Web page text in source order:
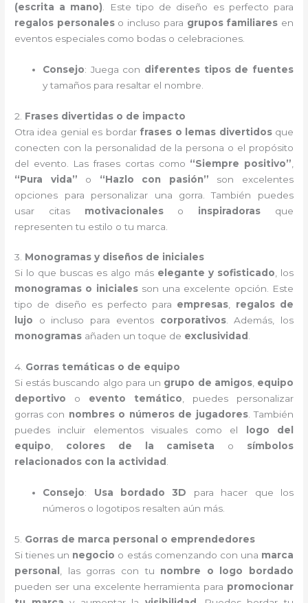
(escrita a mano) . Este tipo de diseño es perfecto para
regalos personaleso incluso para grupos familiares en
eventos especiales como bodas o celebraciones.
Consejo: Juega con diferentes tipos de fuentes
y tamaños para resaltar el nombre.
2. Frases divertidas o de impacto
Otra idea genial es bordar frases o lemas divertidosque
conecten con la personalidad de la persona o el propósito
del evento. Las frases cortas como “Siempre positivo”
“Pura vida” o “Hazlo con pasión” son excelentes
opciones para personalizar una gorra. También puedes
usar citas motivacionaleso inspiradoras que
representen tu estilo o tu marca.
3. Monogramas y diseños de iniciales
Si lo que buscas es algo más elegante y sofisticado, los
monogramas o inicialesson una excelente opción. Este
tipo de diseño es perfecto para empresas, regalos de
lujo o incluso para eventos corporativos. Además, los
monogramas añaden un toque de exclusividad .
4. Gorras temáticas o de equipo
Si estás buscando algo para un grupo de amigos, equipo
deportivo o evento temático, puedes personalizar
gorras con nombres o números de jugadores. También
puedes incluir elementos visuales como el
logo del
equipo, colores de la camiseta o símbolos
relacionados con la actividad .
Consejo: Usa bordado 3D para hacer que los
números o logotipos resalten aún más.
5. Gorras de marca personal o emprendedores
Si tienes un negocio o estás comenzando con una marca
personal
, las gorras con tu nombre o logo bordado
pueden ser una excelente herramienta para promocionar